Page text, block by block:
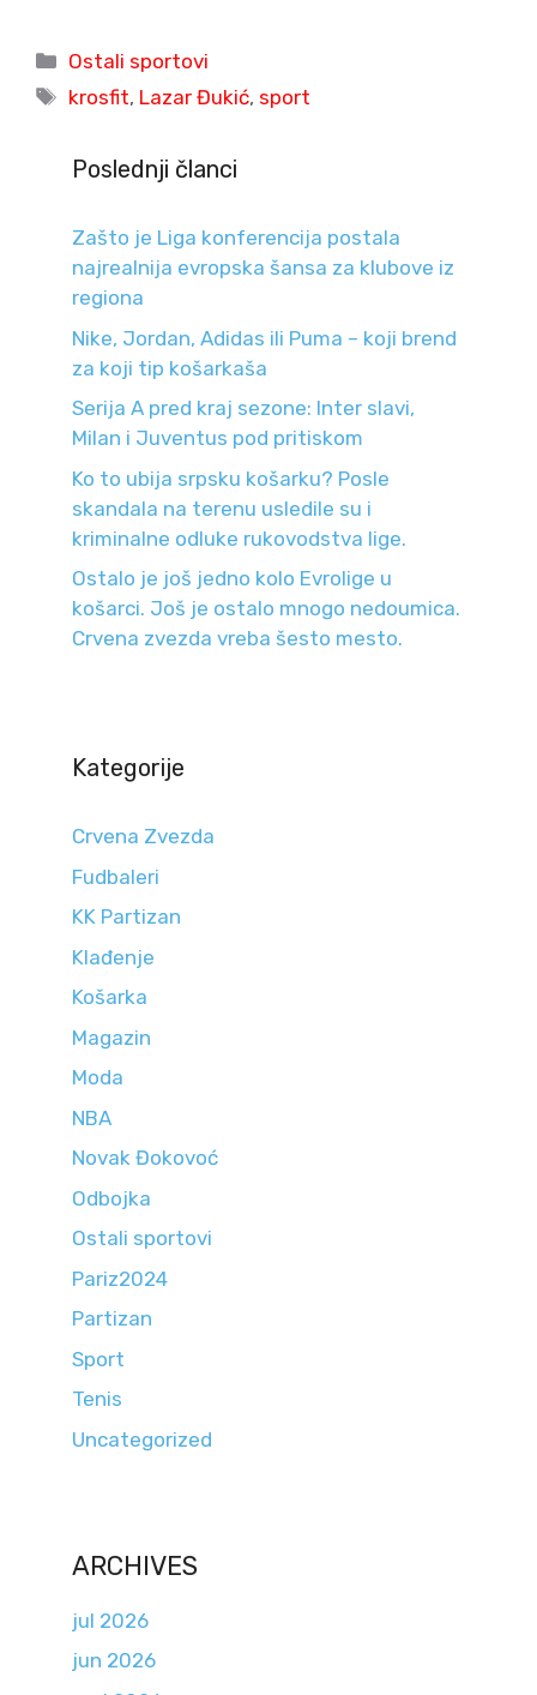
Categories
Ostali sportovi
Tags
krosfit, Lazar Đukić, sport
Poslednji članci
Zašto je Liga konferencija postala
najrealnija evropska šansa za klubove iz
regiona
Nike, Jordan, Adidas ili Puma – koji brend
za koji tip košarkaša
Serija A pred kraj sezone: Inter slavi,
Milan i Juventus pod pritiskom
Ko to ubija srpsku košarku? Posle
skandala na terenu usledile su i
kriminalne odluke rukovodstva lige.
Ostalo je još jedno kolo Evrolige u
košarci. Još je ostalo mnogo nedoumica.
Crvena zvezda vreba šesto mesto.
Kategorije
Crvena Zvezda
Fudbaleri
KK Partizan
Klađenje
Košarka
Magazin
Moda
NBA
Novak Đokovoć
Odbojka
Ostali sportovi
Pariz2024
Partizan
Sport
Tenis
Uncategorized
ARCHIVES
jul 2026
jun 2026